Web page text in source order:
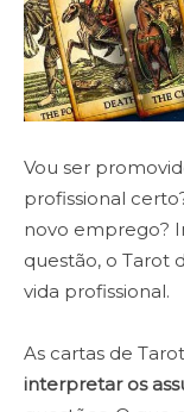
Vou ser
profissional
novo emprego?
questão, o Tarot
vida profissional.
As cartas de
interpretar os